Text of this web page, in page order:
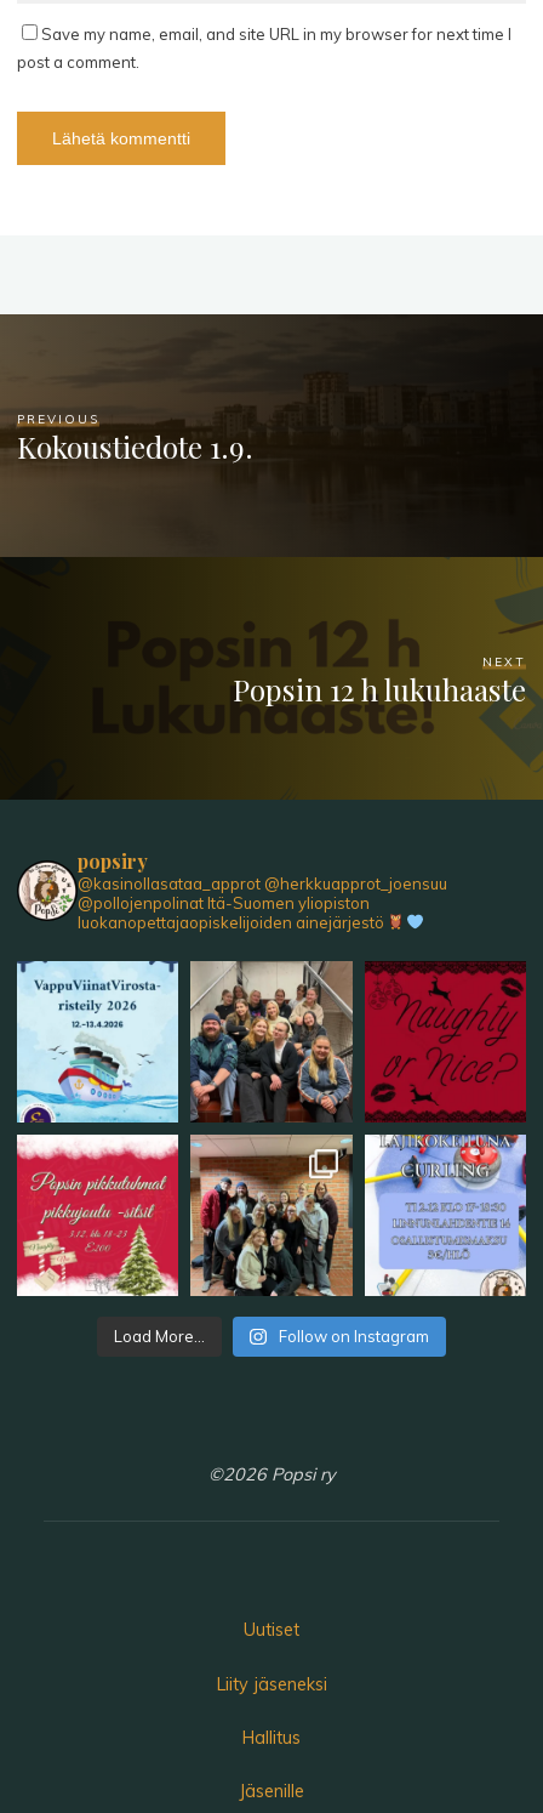
Save my name, email, and site URL in my browser for next time I
post a comment.
PREVIOUS
Kokoustiedote 1.9.
NEXT
Popsin 12 h lukuhaaste
popsiry
@kasinollasataa_approt @herkkuapprot_joensuu
@pollojenpolinatItä-Suomen yliopiston
luokanopettajaopiskelijoiden ainejärjestö
Load More... Follow on Instagram
©2026 Popsi ry
Uutiset
Liity jäseneksi
Hallitus
Jäsenille